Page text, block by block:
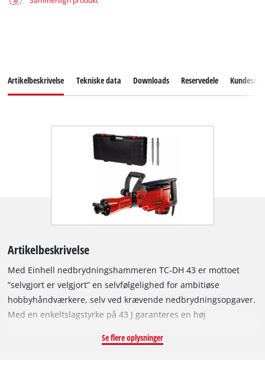
Artikelbeskrivelse Tekniske data Downloads Reservedele
Artikelbeskrivelse
Med Einhell nedbrydningshammeren TC-DH 43 er mottoet
”selvgjort er velgjort” en selvfølgelighed for ambitiøse
hobbyhåndværkere, selv ved krævende nedbrydningsopgaver.
Med en enkeltslagstyrke på 43 J garanteres en høj
muliggør et hurtigt og problemfrit værktøjsskift. Ekstragrebet
Se flere oplysninger